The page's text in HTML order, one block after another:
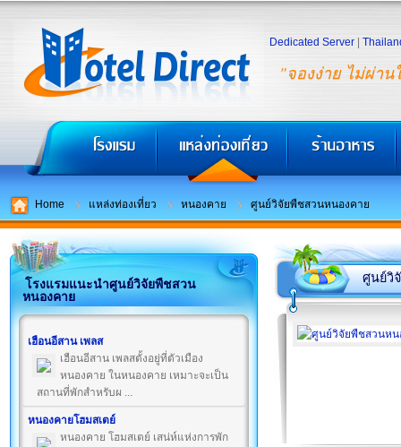
"จองง่าย ไม่ผ่าน
Dedicated Server
Home แหล่งท่องเที่ยว หนองคาย ศูนย์วิจัยพืชสวนหนองคาย
โรงแรมแนะนำศูนย์วิจัยพืชสวน
หนองคาย
เฮือนอีสาน เพลส
เฮือนอีสาน เพลสตั้งอยู่ที่ตัวเมือง
หนองคาย ในหนองคาย เหมาะจะเป็น
สถานที่พักสำหรับผ ...
หนองคายโฮมสเตย์
หนองคาย โฮมสเตย์ เสน่ห์แห่งการพัก
ศูนย์วิ